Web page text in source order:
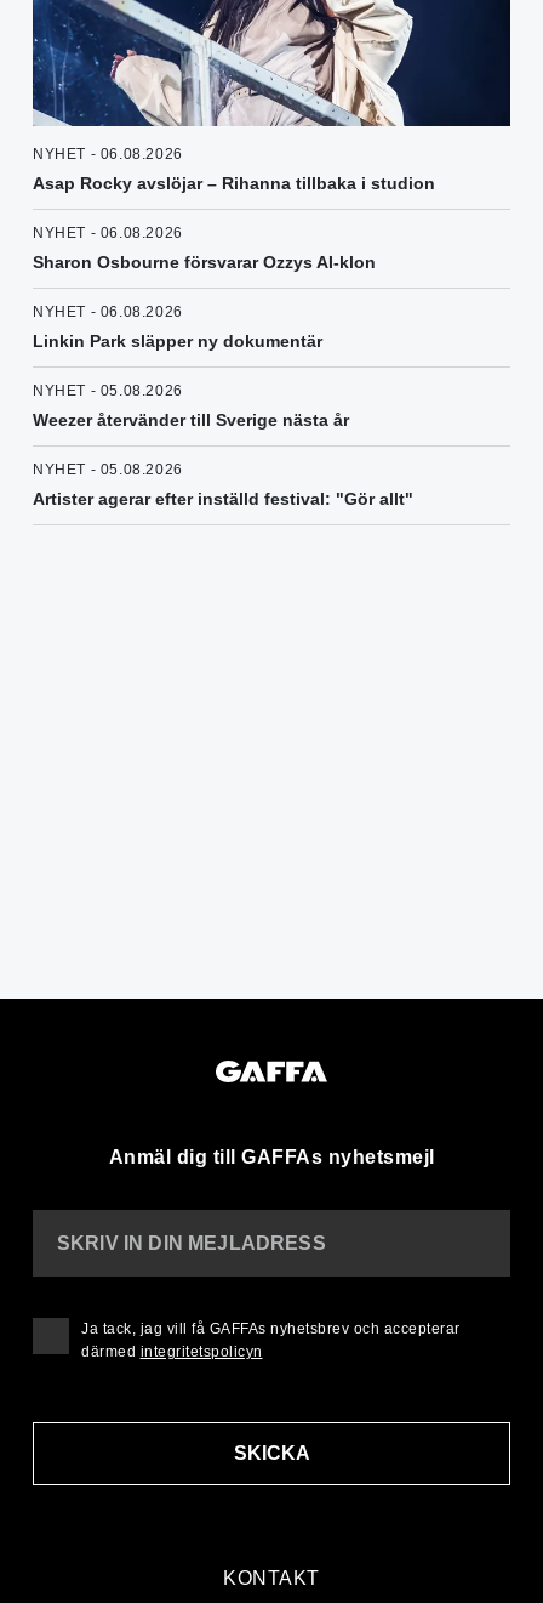
NYHET - 06.08.2026
Asap Rocky avslöjar – Rihanna tillbaka i studion
NYHET - 06.08.2026
Sharon Osbourne försvarar Ozzys AI-klon
NYHET - 06.08.2026
Linkin Park släpper ny dokumentär
NYHET - 05.08.2026
Weezer återvänder till Sverige nästa år
NYHET - 05.08.2026
Artister agerar efter inställd festival: "Gör allt"
Anmäl dig till GAFFAs nyhetsmejl
KONTAKT
SKRIV IN DIN MEJLADRESS
SKICKA
Ja tack, jag vill få GAFFAs nyhetsbrev och accepterar
därmed integritetspolicyn